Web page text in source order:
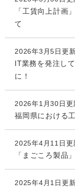
「工賃向上計画
て
2026年3月5日更
IT業務を発注し
に！
2026年1月30日更
福岡県における
2025年4月11日更
「まごころ製品
2025年4月1日更